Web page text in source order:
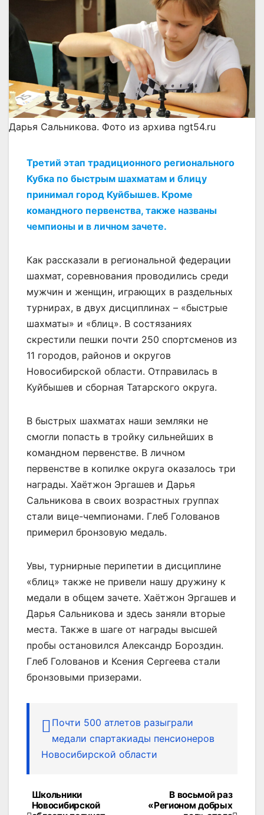
Дарья Сальникова. Фото из архива ngt54.ru
Третий этап традиционного регионального
Кубка по быстрым шахматам и блицу
принимал город Куйбышев. Кроме
командного первенства, также названы
чемпионы и в личном зачете.
Как рассказали в региональной федерации
шахмат, соревнования проводились среди
мужчин и женщин, играющих в раздельных
турнирах, в двух дисциплинах – «быстрые
шахматы» и «блиц». В состязаниях
скрестили пешки почти 250 спортсменов из
11 городов, районов и округов
Новосибирской области. Отправилась в
Куйбышев и сборная Татарского округа.
В быстрых шахматах наши земляки не
смогли попасть в тройку сильнейших в
командном первенстве. В личном
первенстве в копилке округа оказалось три
награды. Хаётжон Эргашев и Дарья
Сальникова в своих возрастных группах
стали вице-чемпионами. Глеб Голованов
примерил бронзовую медаль.
Увы, турнирные перипетии в дисциплине
«блиц» также не привели нашу дружину к
медали в общем зачете. Хаётжон Эргашев и
Дарья Сальникова и здесь заняли вторые
места. Также в шаге от награды высшей
пробы остановился Александр Бороздин.
Глеб Голованов и Ксения Сергеева стали
бронзовыми призерами.
Почти 500 атлетов разыграли
медали спартакиады пенсионеров
Новосибирской области
Навигация
В восьмой раз
«Регионом добрых
Школьники
Новосибирской